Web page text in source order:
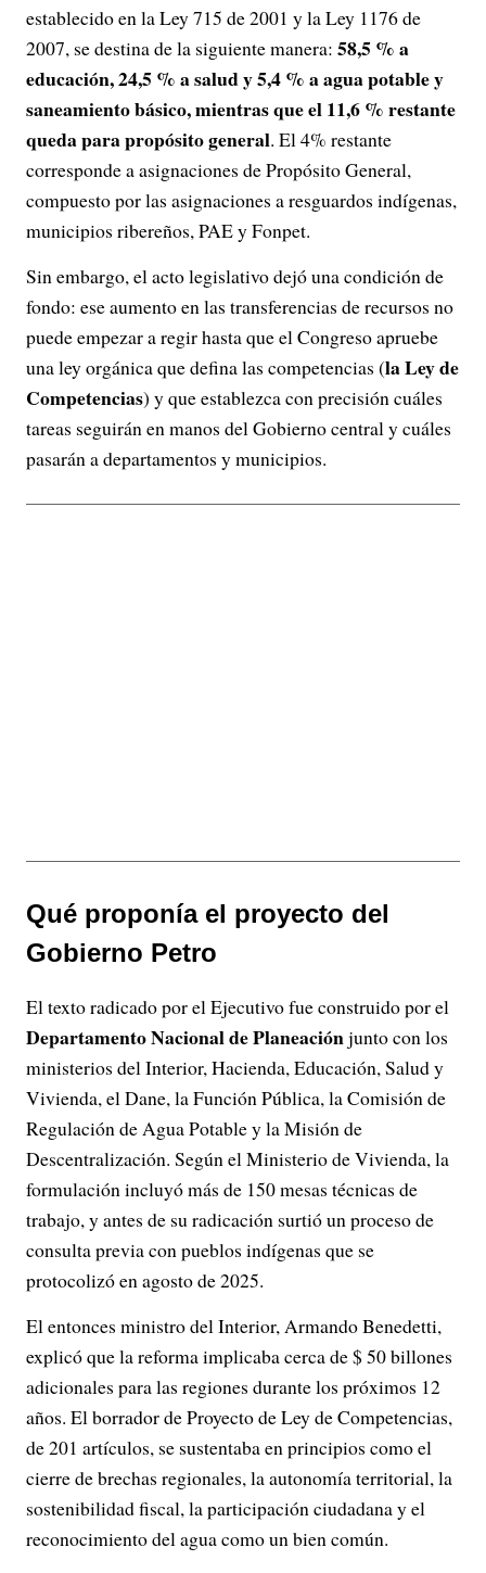
establecido en la Ley 715 de 2001 y la Ley 1176 de
2007, se destina de la siguiente manera: 58,5 % a
educación, 24,5 % a salud y 5,4 % a agua potable y
saneamiento básico, mientras que el 11,6 % restante
queda para propósito general. El 4% restante
corresponde a asignaciones de Propósito General,
compuesto por las asignaciones a resguardos indígenas,
municipios ribereños, PAE y Fonpet.
Sin embargo, el acto legislativo dejó una condición de
fondo: ese aumento en las transferencias de recursos no
puede empezar a regir hasta que el Congreso apruebe
una ley orgánica que defina las competencias (la Ley de
Competencias) y que establezca con precisión cuáles
tareas seguirán en manos del Gobierno central y cuáles
pasarán a departamentos y municipios.
Qué proponía el proyecto del
Gobierno Petro
El texto radicado por el Ejecutivo fue construido por el
Departamento Nacional de Planeaciónjunto con los
ministerios del Interior, Hacienda, Educación, Salud y
Vivienda, el Dane, la Función Pública, la Comisión de
Regulación de Agua Potable y la Misión de
Descentralización. Según el Ministerio de Vivienda, la
formulación incluyó más de 150 mesas técnicas de
trabajo, y antes de su radicación surtió un proceso de
consulta previa con pueblos indígenas que se
protocolizó en agosto de 2025.
El entonces ministro del Interior, Armando Benedetti,
explicó que la reforma implicaba cerca de $ 50 billones
adicionales para las regiones durante los próximos 12
años. El borrador de Proyecto de Ley de Competencias,
de 201 artículos, se sustentaba en principios como el
cierre de brechas regionales, la autonomía territorial, la
sostenibilidad fiscal, la participación ciudadana y el
reconocimiento del agua como un bien común.